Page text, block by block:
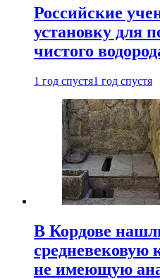
Российские
установку для
чистого
1 год спустя1 год спустя
В Кордове
средневековую
не имеющую